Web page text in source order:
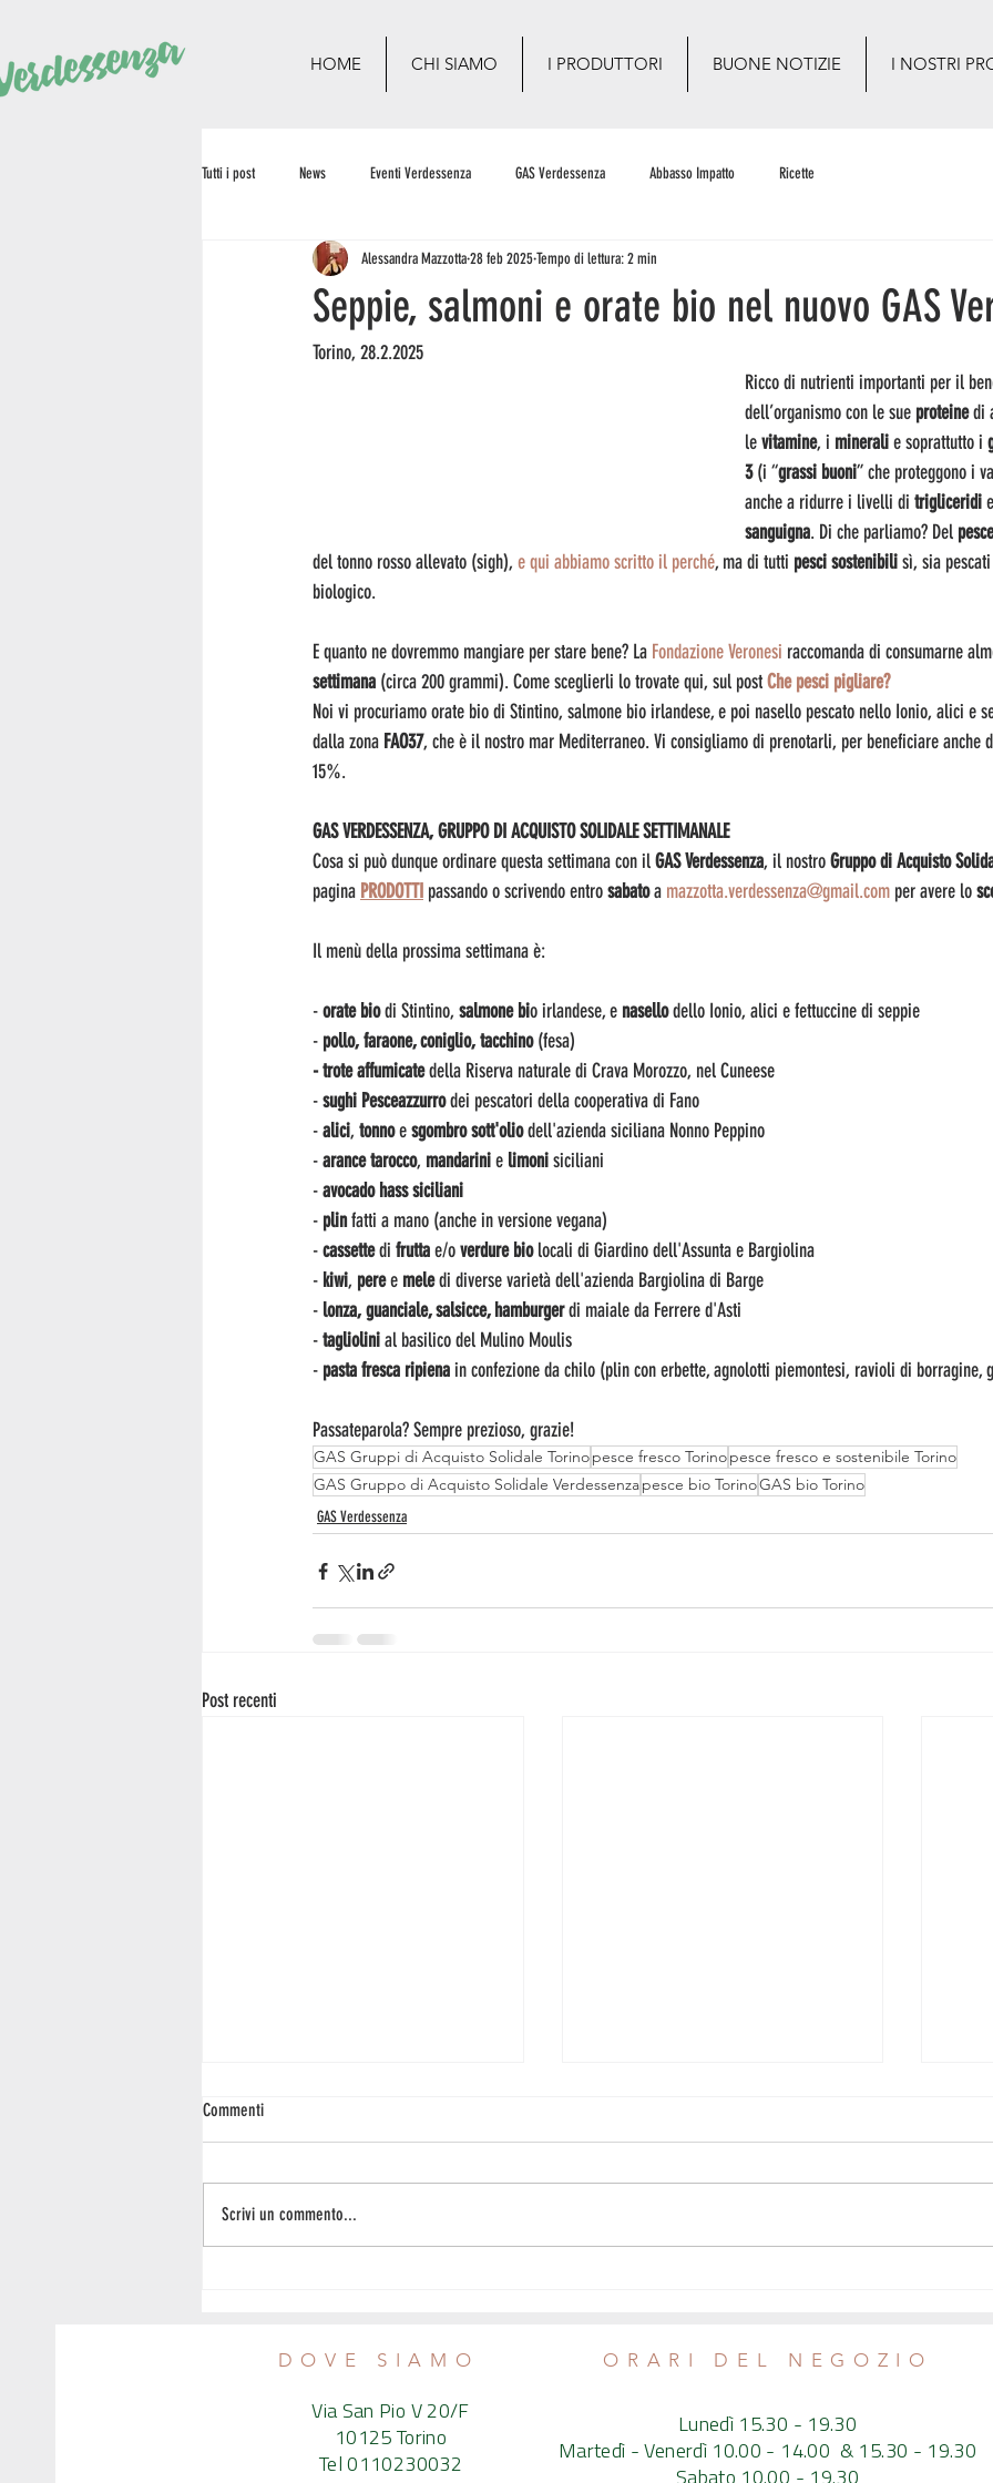
HOME CHI SIAMO I PRODUTTORI BUONE NOTIZIE I NOSTRI
Tutti i post News Eventi Verdessenza GAS Verdessenza Abbasso Impatto Ricette
Seppie, salmoni e orate bio nel nuovo GAS
Alessandra Mazzotta28 feb 2025Tempo di lettura: 2 min
Torino, 28.2.2025
Ricco di nutrienti importanti per il
dell’organismo con le sue proteine di
le vitamine, i minerali e soprattutto i
3 (i “grassi buoni” che proteggono i
anche a ridurre i livelli di trigliceridi
sanguigna. Di che parliamo? Del pesce
del tonno rosso allevato (sigh), e qui abbiamo scritto il perché, ma di tutti pesci sostenibili sì, sia
biologico.
E quanto ne dovremmo mangiare per stare bene? La Fondazione Veronesi raccomanda di consumarne
settimana (circa 200 grammi). Come sceglierli lo trovate qui, sul post Che pesci pigliare?
Noi vi procuriamo orate bio di Stintino, salmone bio irlandese, e poi nasello pescato nello Ionio, alici e
dalla zona FAO37, che è il nostro mar Mediterraneo. Vi consigliamo di prenotarli, per beneficiare anche
15%.
GAS VERDESSENZA, GRUPPO DI ACQUISTO SOLIDALE SETTIMANALE
Cosa si può dunque ordinare questa settimana con il GAS Verdessenza, il nostro Gruppo di Acquisto
pagina PRODOTTI passando o scrivendo entro sabato a mazzotta.verdessenza@gmail.com per avere lo
Il menù della prossima settimana è:
- orate bio di Stintino, salmone bio irlandese, e nasello dello Ionio, alici e fettuccine di seppie
- pollo, faraone, coniglio, tacchino (fesa)
- trote affumicate della Riserva naturale di Crava Morozzo, nel Cuneese
- sughi Pesceazzurro dei pescatori della cooperativa di Fano
- alici, tonno e sgombro sott'olio dell'azienda siciliana Nonno Peppino
- arancetarocco, mandarini e limoni siciliani
- avocado hass siciliani
- plin fatti a mano (anche in versione vegana)
- cassette di frutta e/o verdure bio locali di Giardino dell'Assunta e Bargiolina
- kiwi, pere e mele di diverse varietà dell'azienda Bargiolina di Barge
- lonza, guanciale, salsicce, hamburger di maiale da Ferrere d'Asti
- tagliolini al basilico del Mulino Moulis
- pasta fresca ripiena in confezione da chilo (plin con erbette, agnolotti piemontesi, ravioli di borragine,
Passateparola? Sempre prezioso, grazie!
GAS Gruppi di Acquisto Solidale Torinopesce fresco Torinopesce fresco e sostenibile Torino
GAS Gruppo di Acquisto Solidale Verdessenzapesce bio TorinoGAS bio Torino
GAS Verdessenza
Post recenti
Commenti
Scrivi un commento...
DOVE SIAMO ORARI DEL NEGOZIO
Via San Pio V 20/F
10125 Torino
Tel 0110230032
Lunedì 15.30 - 19.30
Martedì - Venerdì 10.00 - 14.00 & 15.30 - 19.30